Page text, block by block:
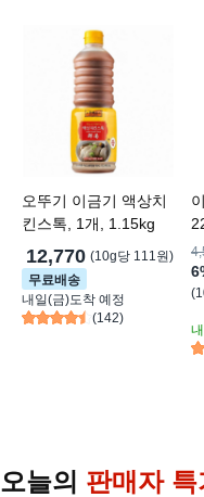
오뚜기 이금기 액상치
킨스톡, 1개, 1.15kg
12,770 (10g당 111원)
무료배송
내일(금)도착 예정
(142)
6
(
오늘의 판매자 특